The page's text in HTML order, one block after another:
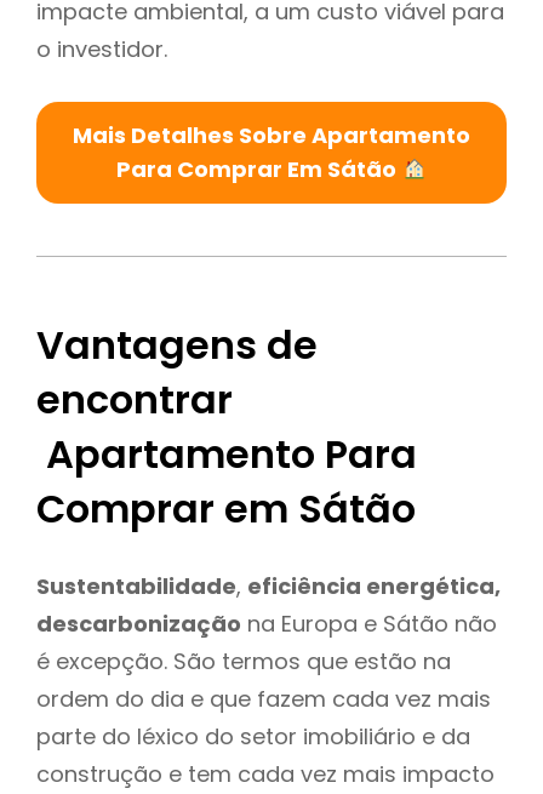
impacte ambiental, a um custo viável para
o investidor.
Mais Detalhes Sobre Apartamento
Para Comprar Em Sátão
Vantagens de
encontrar
Apartamento Para
Comprar em Sátão
Sustentabilidade, eficiência energética,
descarbonização na Europa e Sátão não
é excepção. São termos que estão na
ordem do dia e que fazem cada vez mais
parte do léxico do setor imobiliário e da
construção e tem cada vez mais impacto